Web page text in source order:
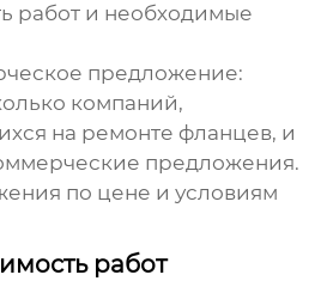
работ и необходимые
предложение:
компаний,
на ремонте фланцев, и
предложения.
по цене и условиям
работ